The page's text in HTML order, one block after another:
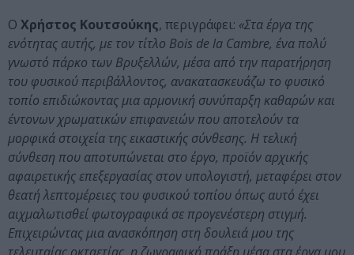
Ο Χρήστος Κουτσούκης, περιγράφει: «Στα έργα της
ενότητας αυτής, με τον τίτλο Bois de la Cambre, ένα πολύ
γνωστό πάρκο των Βρυξελλών, μέσα από την παρατήρηση
του φυσικού περιβάλλοντος, ανακατασκευάζω το φυσικό
τοπίο επιδιώκοντας μια αρμονική συνύπαρξη καθαρών και
έντονων χρωματικών επιφανειών που αποτελούν τα
μορφικά στοιχεία της εικαστικής σύνθεσης. Η τελική
σύνθεση που αποτυπώνεται στο έργο, προϊόν αρχικής
αφαιρετικής επεξεργασίας στον υπολογιστή, μεταφέρει στον
θεατή λεπτομέρειες του φυσικού τοπίου όπως αυτό έχει
αιχμαλωτισθεί φωτογραφικά σε προγενέστερη στιγμή.
Επιχειρώντας μια ανασκόπηση στη δουλειά μου της